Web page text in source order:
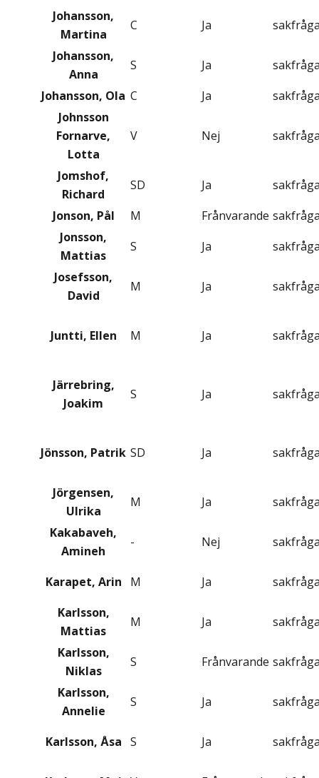
Johansson,
Martina
C Ja
Johansson,
Anna
S Ja
Johansson, Ola C Ja
Johnsson
Fornarve,
Lotta
V Nej
Jomshof,
Richard
SD Ja
Jonson, Pål
M Frånvarande
Jonsson,
Mattias
S Ja
Josefsson,
David
M Ja
Juntti, Ellen M Ja
Järrebring,
Joakim
S Ja
Jönsson, Patrik SD Ja
Jörgensen,
Ulrika
M Ja
Kakabaveh,
Amineh
- Nej
Karapet, Arin M Ja
Karlsson,
Mattias
M Ja
Karlsson,
Niklas
S Frånvarande
Karlsson,
Annelie
S Ja
Karlsson, Åsa S Ja